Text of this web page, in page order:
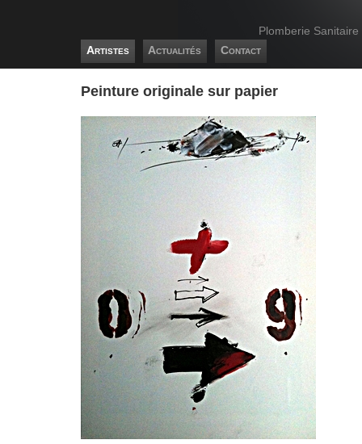
Peinture originale sur papier
Plomberie
Artistes
Actualités Contact